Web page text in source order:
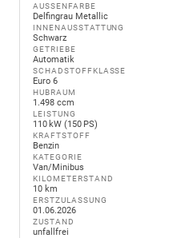
AUSSENFARBE
Delfingrau Metallic
INNENAUSSTATTUNG
Schwarz
GETRIEBE
Automatik
SCHADSTOFFKLASSE
Euro 6
HUBRAUM
1.498 ccm
LEISTUNG
110 kW (150 PS)
KRAFTSTOFF
Benzin
KATEGORIE
Van/Minibus
KILOMETERSTAND
10 km
ERSTZULASSUNG
01.06.2026
ZUSTAND
unfallfrei